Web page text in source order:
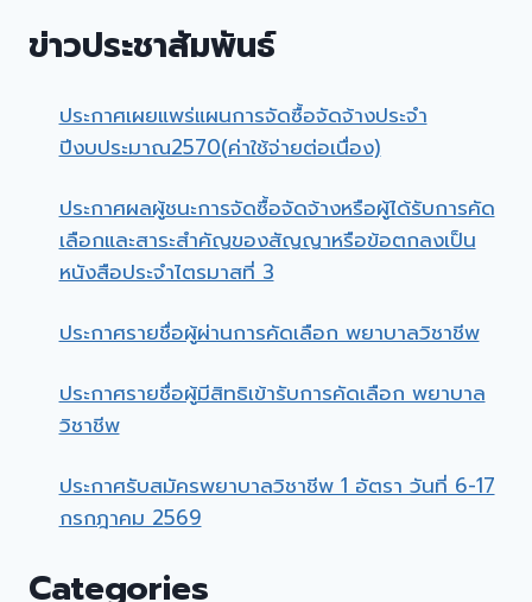
ข่าวประชาสัมพันธ์
ประกาศเผยแพร่แผนการจัดซื้อจัดจ้างประจำ
ปีงบประมาณ2570(ค่าใช้จ่ายต่อเนื่อง)
ประกาศผลผู้ชนะการจัดซื้อจัดจ้างหรือผู้ได้รับการคัด
เลือกและสาระสำคัญของสัญญาหรือข้อตกลงเป็น
หนังสือประจำไตรมาสที่ 3
ประกาศรายชื่อผู้ผ่านการคัดเลือก พยาบาลวิชาชีพ
ประกาศรายชื่อผู้มีสิทธิเข้ารับการคัดเลือก พยาบาล
วิชาชีพ
ประกาศรับสมัครพยาบาลวิชาชีพ 1 อัตรา วันที่ 6-17
กรกฎาคม 2569
Categories